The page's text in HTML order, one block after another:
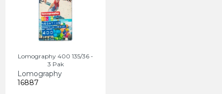
Lomography 400 135/36 -
3 Pak
Lomography
16887